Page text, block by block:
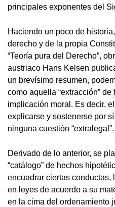
principales exponentes del
Haciendo un poco de
derecho y de la propia
“Teoría pura del Derecho”,
austriaco Hans Kelsen
un brevísimo resumen,
como aquella “extracción”
implicación moral. Es decir,
explicarse y sostenerse por
ninguna cuestión “extralegal”.
Derivado de lo anterior, se
“catálogo” de hechos
encuadrar ciertas
en leyes de acuerdo a su
en la cima del ordenamiento